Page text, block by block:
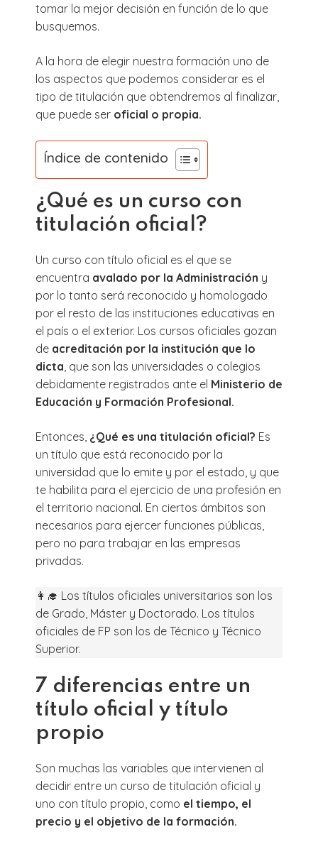
tomar la mejor decisión en función de lo que
busquemos.
A la hora de elegir nuestra formación uno de
los aspectos que podemos considerar es el
tipo de titulación que obtendremos al finalizar,
que puede ser oficial o propia.
Índice de contenido
¿Qué es un curso con
titulación oficial?
Un curso con título oficial es el que se
encuentra avalado por la Administración y
por lo tanto será reconocido y homologado
por el resto de las instituciones educativas en
el país o el exterior. Los cursos oficiales gozan
de acreditación por la institución que lo
dicta , que son las universidades o colegios
debidamente registrados ante el Ministerio de
Educación y Formación Profesional.
Entonces, ¿Qué es una titulación oficial? Es
un título que está reconocido por la
universidad que lo emite y por el estado, y que
te habilita para el ejercicio de una profesión en
el territorio nacional. En ciertos ámbitos son
necesarios para ejercer funciones públicas,
pero no para trabajar en las empresas
privadas.
👩‍🎓 Los títulos oficiales universitarios son los
de Grado, Máster y Doctorado. Los títulos
oficiales de FP son los de Técnico y Técnico
Superior.
7 diferencias entre un
título oficial y título
propio
Son muchas las variables que intervienen al
decidir entre un curso de titulación oficial y
uno con título propio, como el tiempo, el
precio y el objetivo de la formación.